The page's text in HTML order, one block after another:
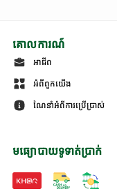
គោលការណ៍
អាជីព
អំពីពួកយើង
ណែនាំអំពីការប្រើប្រាស់
មធ្យោបាយទូទាត់ប្រាក់